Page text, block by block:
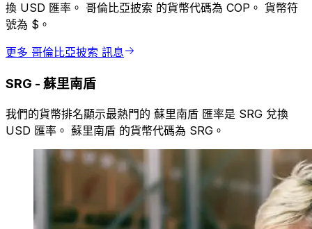
換 USD 匯率。 哥倫比亞披索 的貨幣代碼為 COP。 貨幣符
號為 $。
更多 哥倫比亞披索 訊息
SRG - 蘇里南盾
我們的貨幣排名顯示最熱門的 蘇里南盾 匯率是 SRG 兌換
USD 匯率。 蘇里南盾 的貨幣代碼為 SRG。